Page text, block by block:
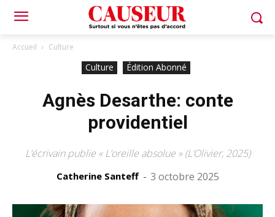
Accueil Culture
Culture Édition Abonné
Agnès Desarthe: conte
providentiel
L’écrivain publie « L’oreille absolue » (L’Olivier, 2025)
Catherine Santeff - 3 octobre 2025